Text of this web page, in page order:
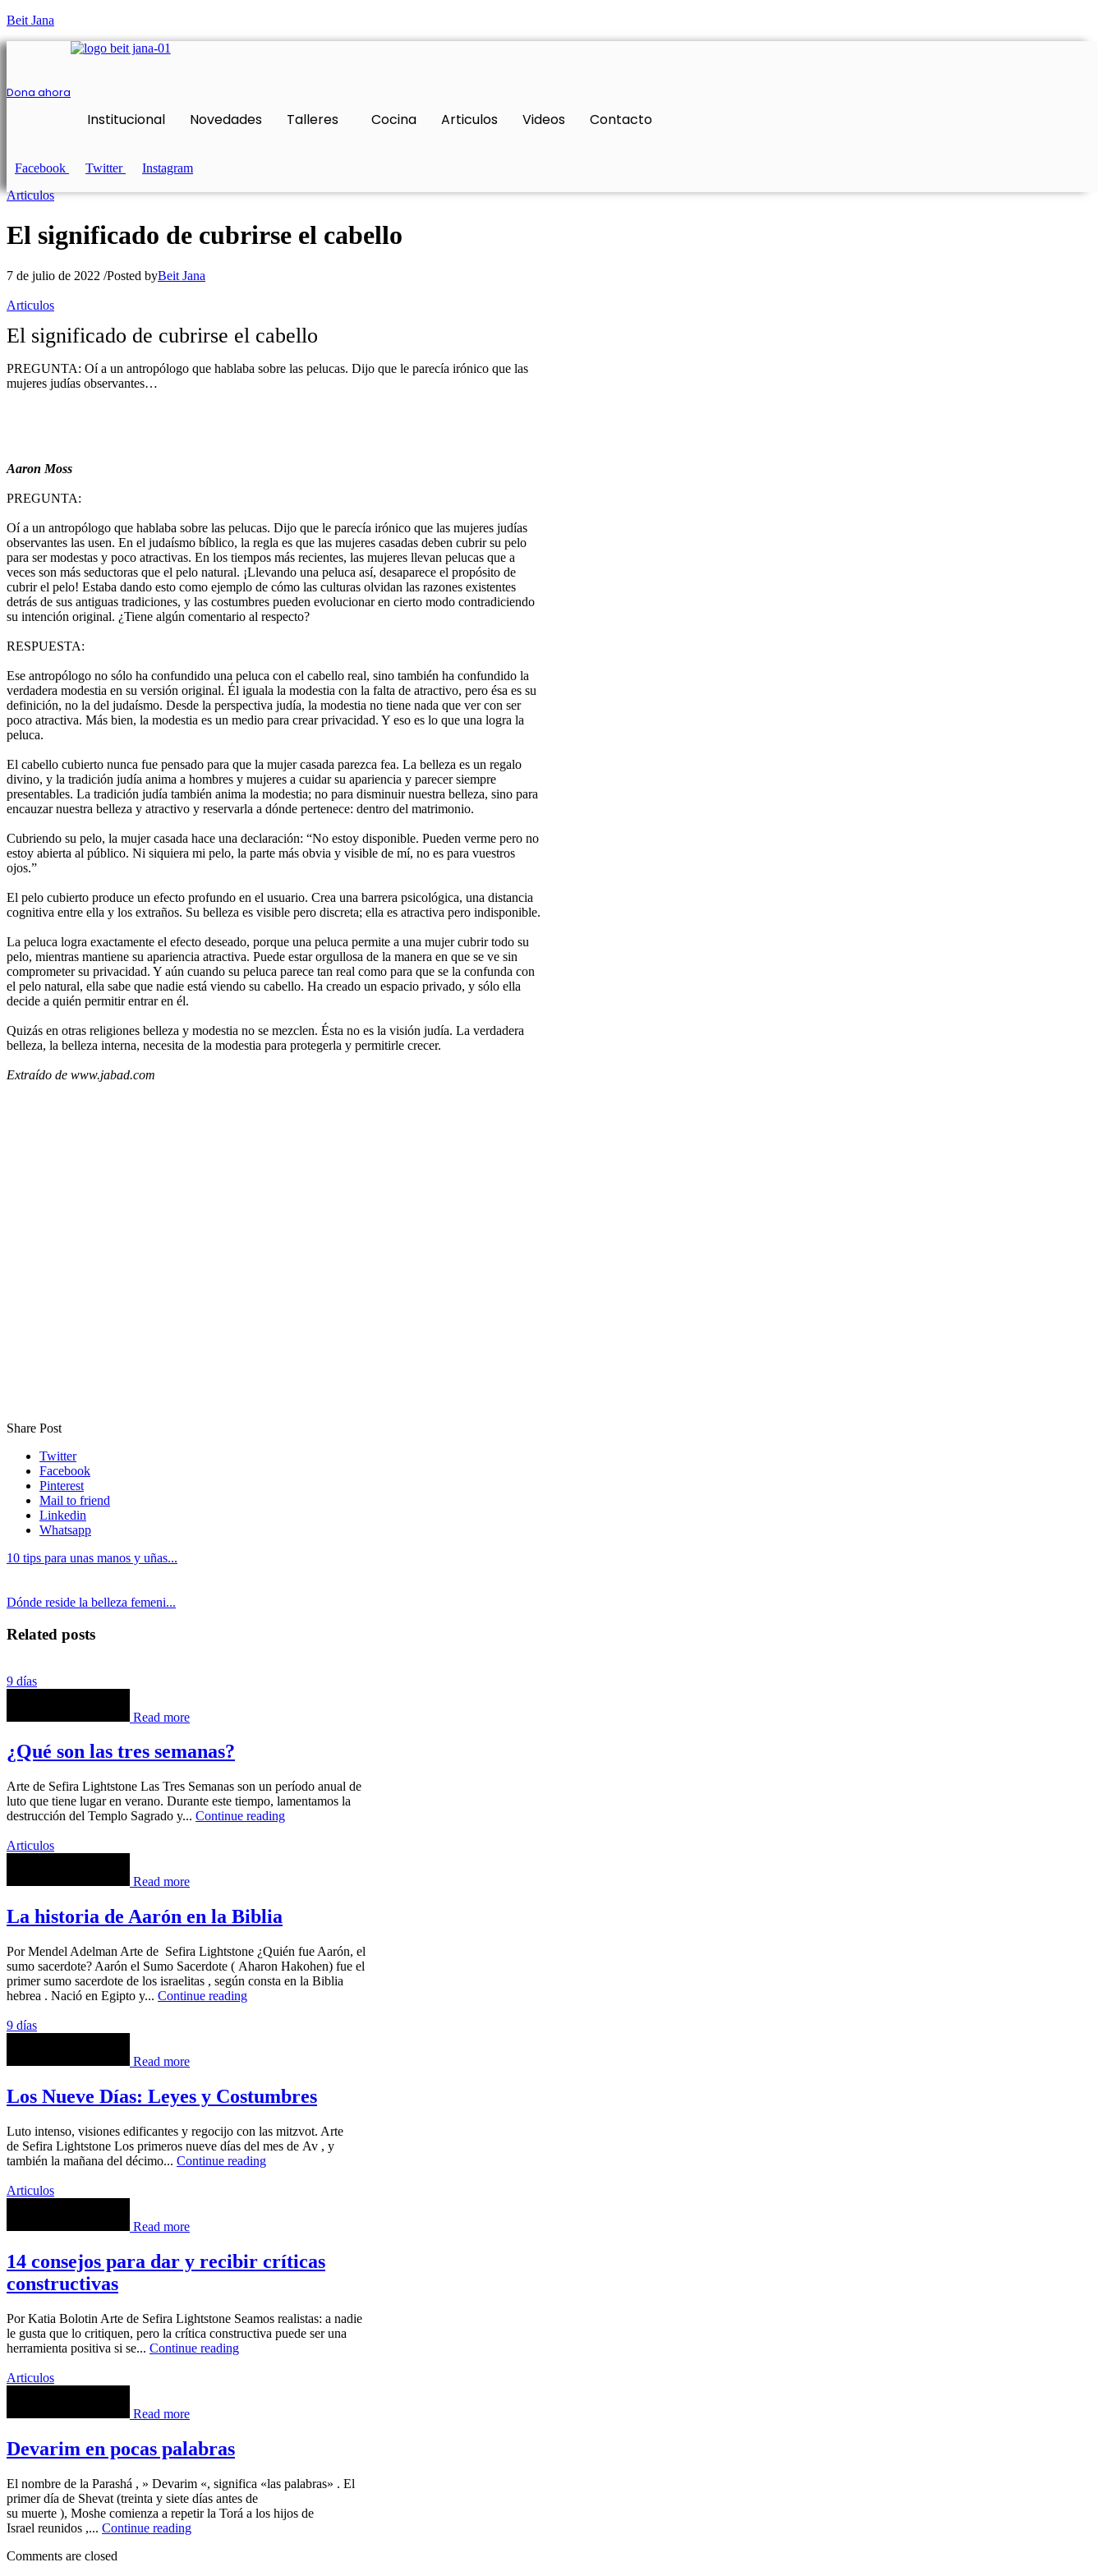
Beit Jana
Dona ahora
Institucional Novedades Talleres Cocina Articulos Videos Contacto
Facebook Twitter
Instagram
Articulos
El significado de cubrirse el cabello
7 de julio de 2022 /Posted byBeit Jana
Articulos
El significado de cubrirse el cabello
PREGUNTA: Oí a un antropólogo que hablaba sobre las pelucas. Dijo que le parecía irónico que las
mujeres judías observantes…
Aaron Moss
PREGUNTA:
Oí a un antropólogo que hablaba sobre las pelucas. Dijo que le parecía irónico que las mujeres judías
observantes las usen. En el judaísmo bíblico, la regla es que las mujeres casadas deben cubrir su pelo
para ser modestas y poco atractivas. En los tiempos más recientes, las mujeres llevan pelucas que a
veces son más seductoras que el pelo natural. ¡Llevando una peluca así, desaparece el propósito de
cubrir el pelo! Estaba dando esto como ejemplo de cómo las culturas olvidan las razones existentes
detrás de sus antiguas tradiciones, y las costumbres pueden evolucionar en cierto modo contradiciendo
su intención original. ¿Tiene algún comentario al respecto?
RESPUESTA:
Ese antropólogo no sólo ha confundido una peluca con el cabello real, sino también ha confundido la
verdadera modestia en su versión original. Él iguala la modestia con la falta de atractivo, pero ésa es su
definición, no la del judaísmo. Desde la perspectiva judía, la modestia no tiene nada que ver con ser
poco atractiva. Más bien, la modestia es un medio para crear privacidad. Y eso es lo que una logra la
peluca.
El cabello cubierto nunca fue pensado para que la mujer casada parezca fea. La belleza es un regalo
divino, y la tradición judía anima a hombres y mujeres a cuidar su apariencia y parecer siempre
presentables. La tradición judía también anima la modestia; no para disminuir nuestra belleza, sino para
encauzar nuestra belleza y atractivo y reservarla a dónde pertenece: dentro del matrimonio.
Cubriendo su pelo, la mujer casada hace una declaración: “No estoy disponible. Pueden verme pero no
estoy abierta al público. Ni siquiera mi pelo, la parte más obvia y visible de mí, no es para vuestros
ojos.”
El pelo cubierto produce un efecto profundo en el usuario. Crea una barrera psicológica, una distancia
cognitiva entre ella y los extraños. Su belleza es visible pero discreta; ella es atractiva pero indisponible.
La peluca logra exactamente el efecto deseado, porque una peluca permite a una mujer cubrir todo su
pelo, mientras mantiene su apariencia atractiva. Puede estar orgullosa de la manera en que se ve sin
comprometer su privacidad. Y aún cuando su peluca parece tan real como para que se la confunda con
el pelo natural, ella sabe que nadie está viendo su cabello. Ha creado un espacio privado, y sólo ella
decide a quién permitir entrar en él.
Quizás en otras religiones belleza y modestia no se mezclen. Ésta no es la visión judía. La verdadera
belleza, la belleza interna, necesita de la modestia para protegerla y permitirle crecer.
Extraído de www.jabad.com
Share Post
Twitter
Facebook
Pinterest
Mail to friend
Linkedin
Whatsapp
10 tips para unas manos y uñas...
Dónde reside la belleza femeni...
Related posts
9 días
Read more
¿Qué son las tres semanas?
Arte de Sefira Lightstone Las Tres Semanas son un período anual de
luto que tiene lugar en verano. Durante este tiempo, lamentamos la
destrucción del Templo Sagrado y... Continue reading
Articulos
Read more
La historia de Aarón en la Biblia
Por Mendel Adelman Arte de Sefira Lightstone ¿Quién fue Aarón, el
sumo sacerdote? Aarón el Sumo Sacerdote ( Aharon Hakohen) fue el
primer sumo sacerdote de los israelitas , según consta en la Biblia
hebrea . Nació en Egipto y... Continue reading
9 días
Read more
Los Nueve Días: Leyes y Costumbres
Luto intenso, visiones edificantes y regocijo con las mitzvot. Arte
de Sefira Lightstone Los primeros nueve días del mes de Av , y
también la mañana del décimo... Continue reading
Articulos
Read more
14 consejos para dar y recibir críticas
constructivas
Por Katia Bolotin Arte de Sefira Lightstone Seamos realistas: a nadie
le gusta que lo critiquen, pero la crítica constructiva puede ser una
herramienta positiva si se... Continue reading
Articulos
Read more
Devarim en pocas palabras
El nombre de la Parashá , » Devarim «, significa «las palabras» . El
primer día de Shevat (treinta y siete días antes de
su muerte ), Moshe comienza a repetir la Torá a los hijos de
Israel reunidos ,... Continue reading
Comments are closed